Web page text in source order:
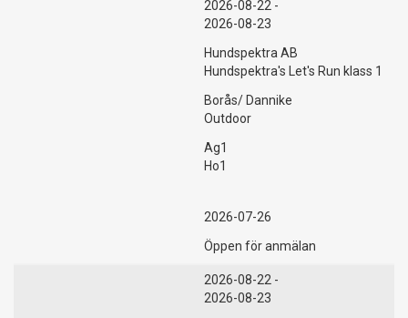
2026-08-22 -
2026-08-23
Hundspektra AB
Hundspektra's Let's Run klass 1
Borås/ Dannike
Outdoor
Ag1
Ho1
2026-07-26
Öppen för anmälan
2026-08-22 -
2026-08-23